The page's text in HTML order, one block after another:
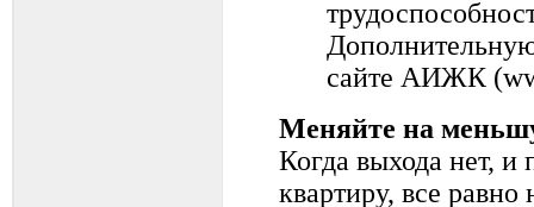
сайте АИЖК
Меняйте на
Когда выхода нет, и
квартиру, все